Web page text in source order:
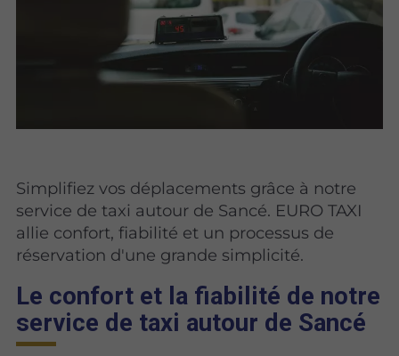
Simplifiez vos déplacements grâce à notre
service de taxi autour de Sancé. EURO TAXI
allie confort, fiabilité et un processus de
réservation d'une grande simplicité.
Le confort et la fiabilité de notre
service de taxi autour de Sancé